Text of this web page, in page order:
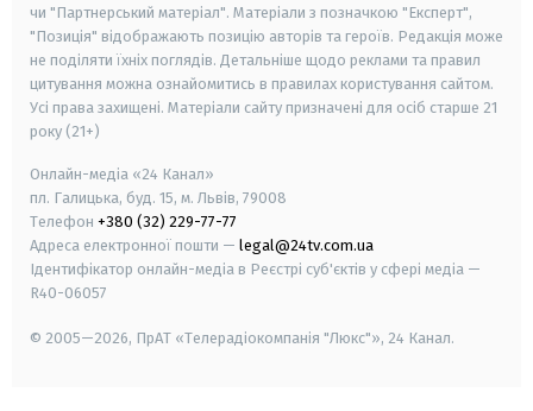
чи "Партнерський матеріал". Матеріали з позначкою "Експерт",
"Позиція" відображають позицію авторів та героїв. Редакція може
не поділяти їхніх поглядів. Детальніше щодо реклами та правил
цитування можна ознайомитись в правилах користування сайтом.
Усі права захищені. Матеріали сайту призначені для осіб старше 21
року (21+)
Онлайн-медіа «24 Канал»
пл. Галицька, буд. 15, м. Львів, 79008
Телефон +380 (32) 229-77-77
Адреса електронної пошти — legal@24tv.com.ua
Ідентифікатор онлайн-медіа в Реєстрі суб'єктів у сфері медіа —
R40-06057
© 2005—2026, ПрАТ «Телерадіокомпанія "Люкс"», 24 Канал.